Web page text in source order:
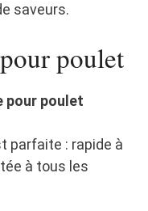
saveurs.
poulet
pour poulet
parfaite : rapide à
à tous les